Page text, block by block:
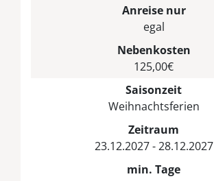
Anreise nur
egal
Nebenkosten
125,00€
Saisonzeit
Weihnachtsferien
Zeitraum
23.12.2027 - 28.12.2027
min. Tage